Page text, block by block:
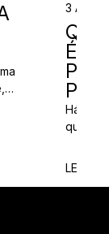
3 Ago
ÉS?
Há
quem
para
LER